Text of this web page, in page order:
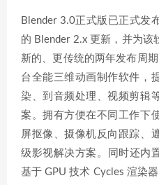
Blender 3.0正式版已正式发
的 Blender 2.x 更新，并为该
新的、更传统的两年发布周
台全能三维动画制作软件，
染、到音频处理、视频剪辑
案。拥有方便在不同工作下
屏抠像、摄像机反向跟踪、
级影视解决方案。同时还内
基于 GPU 技术 Cycles 渲染